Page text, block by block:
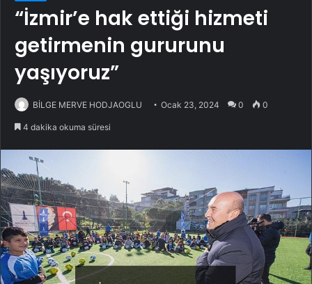
“İzmir’e hak ettiği hizmeti
getirmenin gururunu
yaşıyoruz”
BİLGE MERVE HODJAOGLU Ocak 23, 2024 0 0
4 dakika okuma süresi